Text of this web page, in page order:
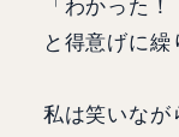
「わかった！
と得意げに繰
私は笑いなが